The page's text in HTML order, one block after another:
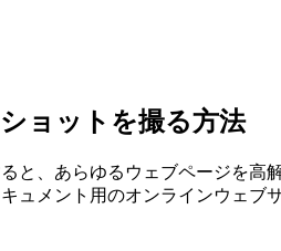
ョットを撮る方法
と、あらゆるウェブページを
ュメント用のオンラインウェ